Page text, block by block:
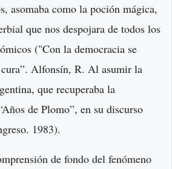
asomaba como la poción mágica,
que nos despojara de todos los
("Con la democracia se
cura”. Alfonsín, R. Al asumir la
que recuperaba la
de Plomo”, en su discurso
1983).
de fondo del fenómeno